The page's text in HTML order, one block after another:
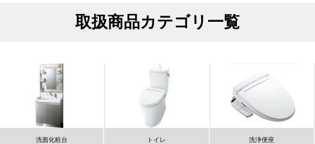
取扱商品カテゴリ一覧
洗面化粧台 トイレ 洗浄便座